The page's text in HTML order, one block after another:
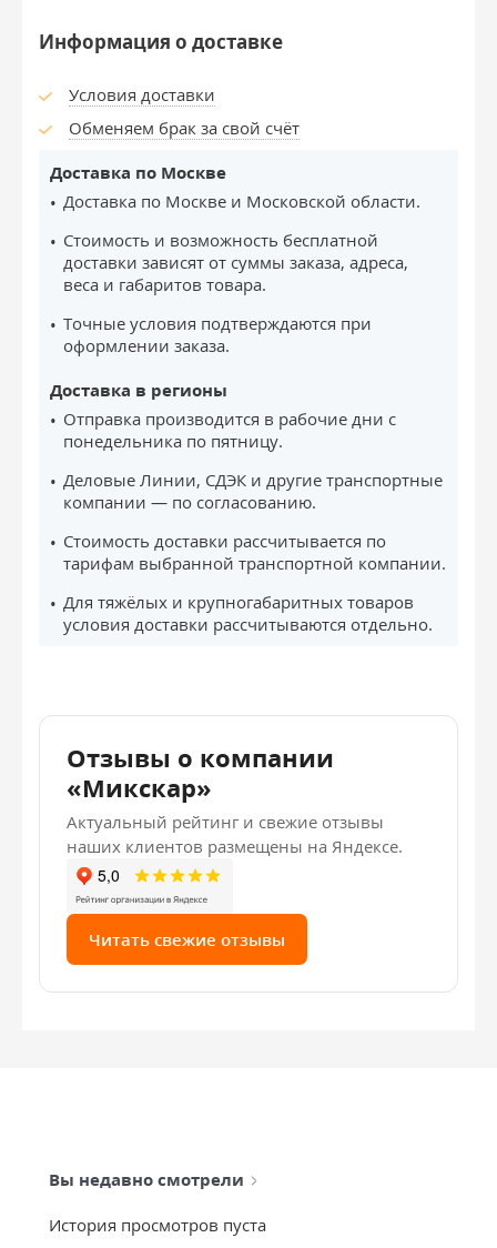
Информация о доставке
Условия доставки
Обменяем брак за свой счёт
Доставка по Москве
Доставка по Москве и Московской области.
Стоимость и возможность бесплатной
доставки зависят от суммы заказа, адреса,
веса и габаритов товара.
Точные условия подтверждаются при
оформлении заказа.
Доставка в регионы
Отправка производится в рабочие дни с
понедельника по пятницу.
Деловые Линии, СДЭК и другие транспортные
компании — по согласованию.
Стоимость доставки рассчитывается по
тарифам выбранной транспортной компании.
Для тяжёлых и крупногабаритных товаров
условия доставки рассчитываются отдельно.
Отзывы о компании
«Микскар»
Актуальный рейтинг и свежие отзывы
наших клиентов размещены на Яндексе.
Читать свежие отзывы
Вы недавно смотрели
История просмотров пуста